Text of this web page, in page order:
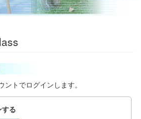
トでログインします。
る